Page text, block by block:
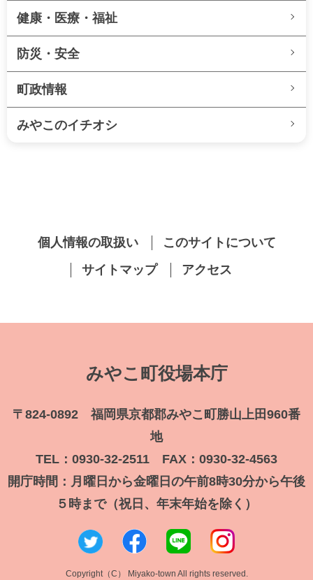
健康・医療・福祉
防災・安全
町政情報
みやこのイチオシ
個人情報の取扱い
このサイトについて
サイトマップ
アクセス
みやこ町役場本庁
〒824-0892 福岡県京都郡みやこ町勝山上田960番
地
TEL：0930-32-2511 FAX：0930-32-4563
開庁時間：月曜日から金曜日の午前8時30分から午後
５時まで（祝日、年末年始を除く）
Copyright（C） Miyako-town All rights reserved.